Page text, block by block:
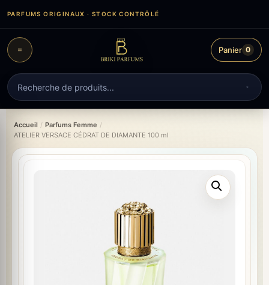
contenu
PARFUMS ORIGINAUX · STOCK CONTRÔLÉ
Recherche
de
produits
Panier 0
Accueil / Parfums Femme /
ATELIER VERSACE CÉDRAT DE DIAMANTE 100 ml